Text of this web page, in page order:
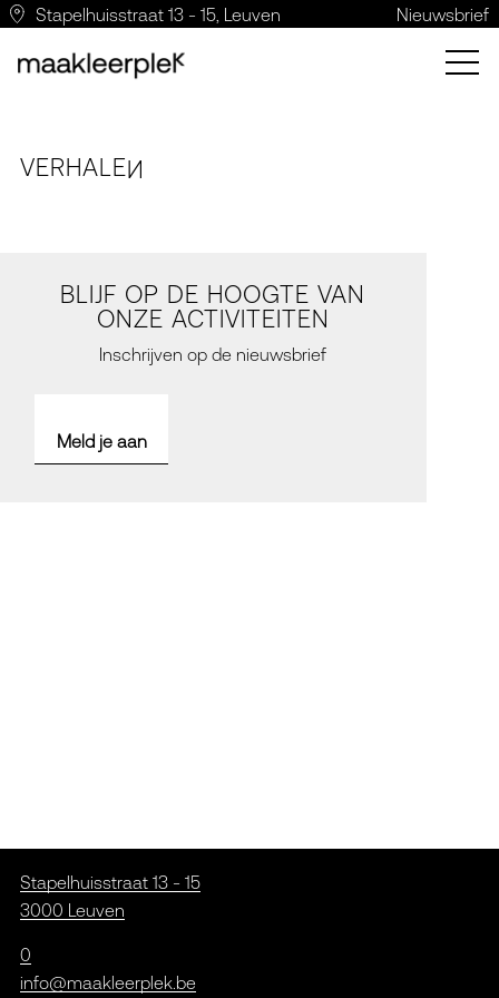
Stapelhuisstraat 13 - 15, Leuven Nieuwsbrief
VERHALEN
BLIJF OP DE HOOGTE VAN
ONZE ACTIVITEITEN
Inschrijven op de nieuwsbrief
Meld je aan
Stapelhuisstraat 13 - 15
3000 Leuven
0
info@maakleerplek.be